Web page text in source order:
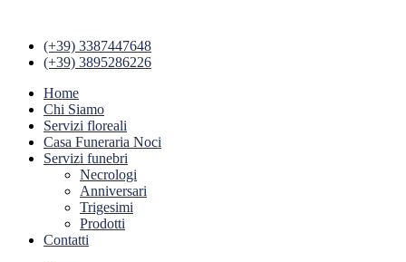
(+39) 3387447648
(+39) 3895286226
Home
Chi Siamo
Servizi floreali
Casa Funeraria Noci
Servizi funebri
Necrologi
Anniversari
Trigesimi
Prodotti
Contatti